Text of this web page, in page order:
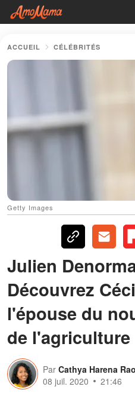
ACCUEIL CÉLÉBRITÉS
Getty Images
Julien
Découvrez
l'épouse du
de l'agriculture
Par Cathya Harena
08 juil. 2020
21:46